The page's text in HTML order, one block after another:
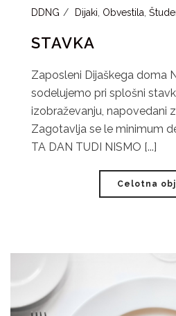
DDNG Dijaki, Obvestila,
STAVKA
Zaposleni Dijaškega doma
sodelujemo pri splošni
izobraževanju, napovedani
Zagotavlja se le minimum
TA DAN TUDI NISMO [...]
Celotna